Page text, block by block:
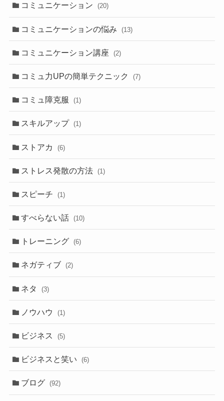
コミュニケーション (20)
コミュニケーションの悩み (13)
コミュニケーション講座 (2)
コミュ力UPの簡単テクニック (7)
コミュ障克服 (1)
スキルアップ (1)
ストアカ (6)
ストレス発散の方法 (1)
スピーチ (1)
すべらない話 (10)
トレーニング (6)
ネガティブ (2)
ネタ (3)
ノウハウ (1)
ビジネス (5)
ビジネスと笑い (6)
ブログ (92)